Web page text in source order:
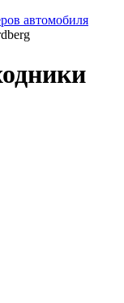
автомобиля